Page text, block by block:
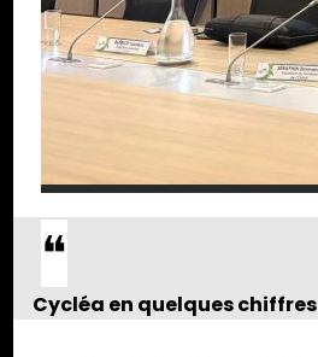
Cycléa en quelques chiffres